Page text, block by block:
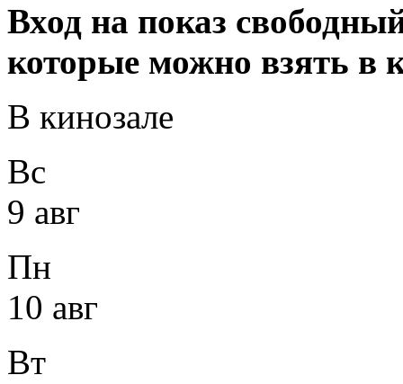
Вход на показ
которые можно взять в
В кинозале
Вс
9 авг
Пн
10 авг
Вт